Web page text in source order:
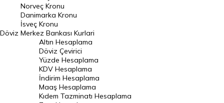
Danimarka Kronu Kuru
Kanada Doları Kuru
Norveç Kronu Kuru
İsveç Kronu Kuru
Japon Yeni Kuru
Serbest Piyasa Döviz Kurları
Merkez Bankası Döviz Kurları
Döviz
Norveç Kronu
Danimarka Kronu
İsveç Kronu
Merkez Bankası Kurlari
Altın Hesaplama
Döviz Çevirici
Yüzde Hesaplama
KDV Hesaplama
İndirim Hesaplama
Maaş Hesaplama
Kıdem Tazminatı Hesaplama